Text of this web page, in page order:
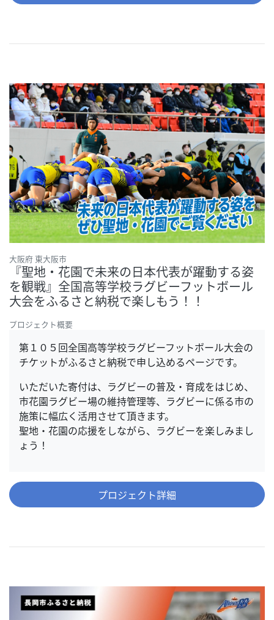
大阪府 東大阪市
『聖地・花園で未来の日本代表が躍動する姿
を観戦』全国高等学校ラグビーフットボール
大会をふるさと納税で楽しもう！！
プロジェクト概要
第１０５回全国高等学校ラグビーフットボール大会の
チケットがふるさと納税で申し込めるページです。
いただいた寄付は、ラグビーの普及・育成をはじめ、
市花園ラグビー場の維持管理等、ラグビーに係る市の
施策に幅広く活用させて頂きます。
聖地・花園の応援をしながら、ラグビーを楽しみまし
ょう！
プロジェクト詳細